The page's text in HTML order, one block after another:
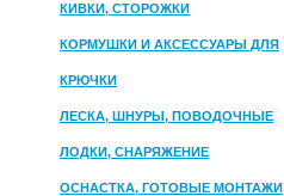
КИВКИ, СТОРОЖКИ
КОРМУШКИ И АКСЕССУАРЫ ДЛЯ
ПРИКОРМКИ
КРЮЧКИ
ЛЕСКА, ШНУРЫ, ПОВОДОЧНЫЕ
МАТЕРИАЛЫ
ЛОДКИ, СНАРЯЖЕНИЕ
ОСНАСТКА, ГОТОВЫЕ МОНТАЖИ